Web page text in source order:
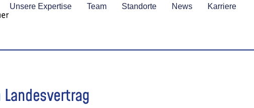
Unsere Expertise Team Standorte News Karriere